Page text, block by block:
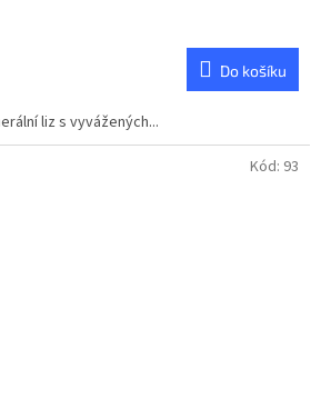
Do košíku
liz s vyvážených...
Kód: 93